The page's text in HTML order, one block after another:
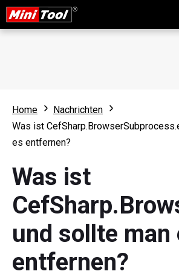
Home
Nachrichten
Was ist
es entfernen?
Was ist
und sollte man
entfernen?